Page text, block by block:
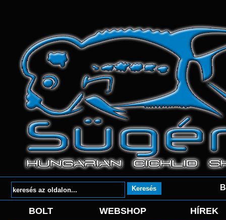
BOLT WEBSHOP HÍREK